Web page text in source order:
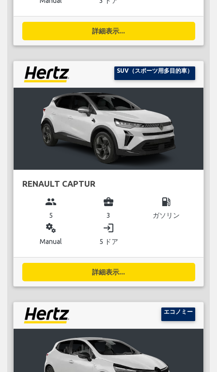
詳細表示...
SUV（スポーツ用多目的車）
RENAULT CAPTUR
group
5
business_center
3
local_gas_station
ガソリン
miscellaneous_services
Manual
login
5 ドア
詳細表示...
エコノミー